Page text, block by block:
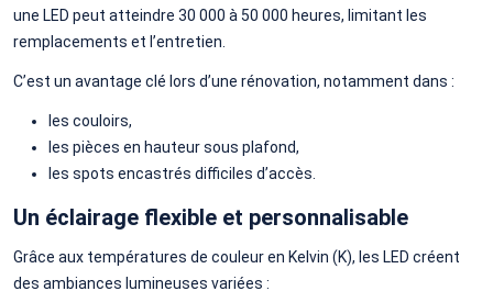
une LED peut atteindre 30 000 à 50 000 heures, limitant les
remplacements et l’entretien.
C’est un avantage clé lors d’une rénovation, notamment dans :
les couloirs,
les pièces en hauteur sous plafond,
les spots encastrés difficiles d’accès.
Un éclairage flexible et personnalisable
Grâce aux températures de couleur en Kelvin (K), les LED créent
des ambiances lumineuses variées :